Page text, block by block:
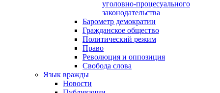
уголовно-процесуального
законодательства
Барометр демократии
Гражданское общество
Политический режим
Право
Революция и оппозиция
Свобода слова
Язык вражды
Новости